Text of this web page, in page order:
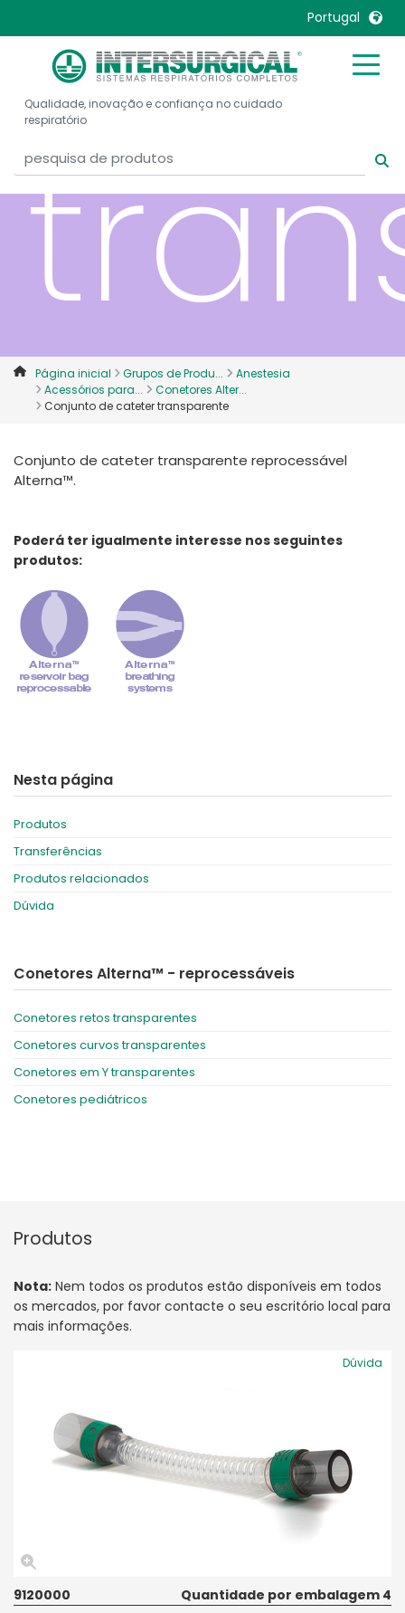
Portugal
United Kingdom
United States
België, Nederlands
Belgique, Français
Canada, English
Canada, Français
China
Denmark
Deutschland
España
Malaysia
Russia
Qualidade, inovação e confiança no cuidado
respiratório
Página inicial Grupos de Produ...
Anestesia
Acessórios para...
Conetores Alter...
Conjunto de cateter transparente
Conjunto de cateter transparente reprocessável
Alterna™.
Poderá ter igualmente interesse nos seguintes
produtos:
Nesta página
Produtos
Transferências
Produtos relacionados
Dúvida
Conetores Alterna™ - reprocessáveis
Conetores retos transparentes
Conetores curvos transparentes
Conetores em Y transparentes
Conetores pediátricos
Produtos
Nota: Nem todos os produtos estão disponíveis em todos
os mercados, por favor contacte o seu escritório local para
mais informações.
Dúvida
9120000
Quantidade por embalagem 4